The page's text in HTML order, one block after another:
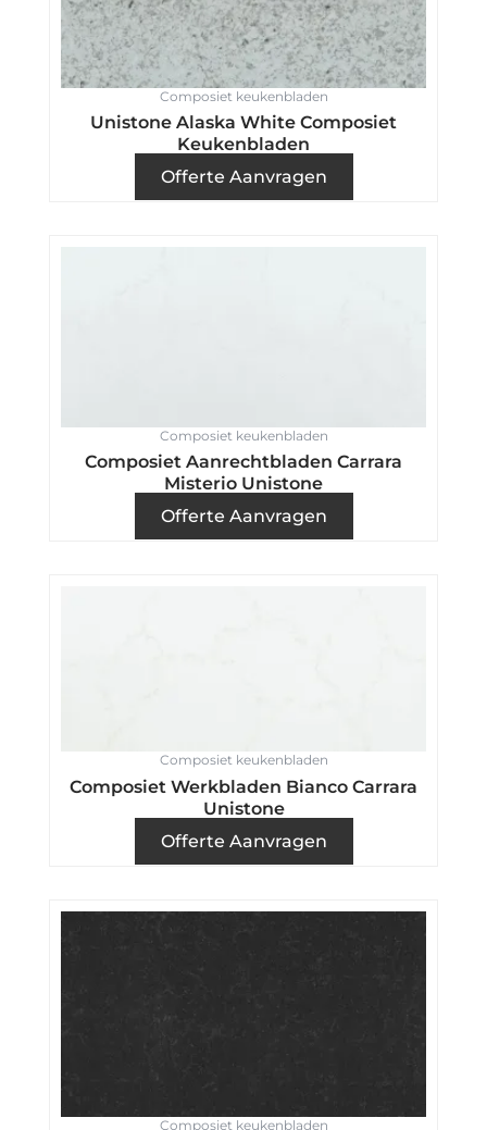
Composiet keukenbladen
Unistone Alaska White Composiet
Keukenbladen
Offerte Aanvragen
Composiet keukenbladen
Composiet Aanrechtbladen Carrara
Misterio Unistone
Offerte Aanvragen
Composiet keukenbladen
Composiet Werkbladen Bianco Carrara
Unistone
Offerte Aanvragen
Composiet keukenbladen